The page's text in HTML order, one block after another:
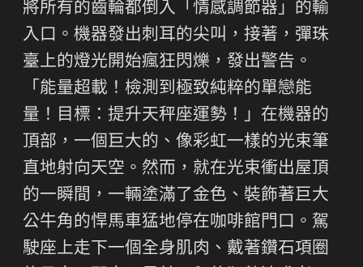
將所有的齒輪都倒入「情感調節器」的輸
入口。機器發出刺耳的尖叫，接著，彈珠
臺上的燈光開始瘋狂閃爍，發出警告。
「能量超載！檢測到極致純粹的單戀能
量！目標：提升天秤座運勢！」在機器的
頂部，一個巨大的、像彩虹一樣的光束筆
直地射向天空。然而，就在光束衝出屋頂
的一瞬間，一輛塗滿了金色、裝飾著巨大
公牛角的悍馬車猛地停在咖啡館門口。駕
駛座上走下一個全身肌肉、戴著鑽石項圈